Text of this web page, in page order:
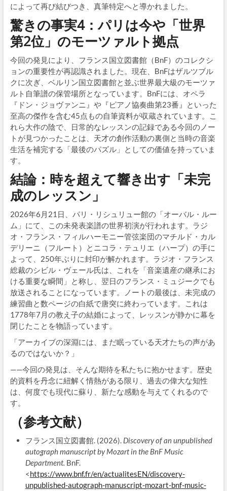
によって再び結びつき、真筆特定へと導かれました。
驚きの事実4：パリは今や「世界
第2位」のモーツァルト拠点
今回の発見により、フランス国立図書館（BnF）のコレクシ
ョンの重要性が再認識されました。現在、BnFはザルツブル
クに次ぎ、ベルリン国立図書館と並ぶ世界最大級のモーツァ
ルト自筆譜の保管場所となっています。BnFには、オペラ
『ドン・ジョヴァンニ』や『ピアノ協奏曲第23番』といった
至高の傑作を含む45点もの自筆資料が収蔵されています。こ
れら大作の陰で、日常的なレッスンの記録である今回のノー
トが見つかったことは、天才の創作活動の裏側と当時の音楽
生活を補完する「最後のパズル」としての価値を持っていま
す。
結論：時を超えて響き出す「未完
成のレッスン」
2026年6月21日、パリ・リシュリュー館の「オーバル・ルー
ム」にて、この未発表楽譜の世界初演が行われます。ラジ
オ・フランス・フィルハーモニー管弦楽団のマチルド・カル
デリーニ（フルート）とニコラ・テュリエ（ハープ）の手に
よって、250年ぶりに封印が解かれます。ラジオ・フランス
総裁のシビル・ヴェール氏は、これを「音楽遺産の継承にお
ける重要な瞬間」と称し、翌日のフランス・ミュジークでも
放送されることになっています。ノートの最後は、未完成の
練習曲と数ページの白紙で唐突に終わっています。これは
1778年7月の教え子の結婚によって、レッスンが静かに幕を
閉じたことを物語っています。
「アーカイブの深淵には、まだ眠っている天才たちの声があ
るのではないか？」
——今回の発見は、そんな期待を私たちに抱かせます。歴史
的資料を丹念に紐解く情熱がある限り、過去の偉大な知性
は、何度でも現代に蘇り、新たな感動を与えてくれるので
す。
（参考文献）
フランス国立図書館. (2026). Discovery of an unpublished
autograph manuscript by Mozart in the BnF Music
Department. BnF.
<https://www.bnf.fr/en/actualitesEN/discovery-
unpublished-autograph-manuscript-mozart-bnf-music-